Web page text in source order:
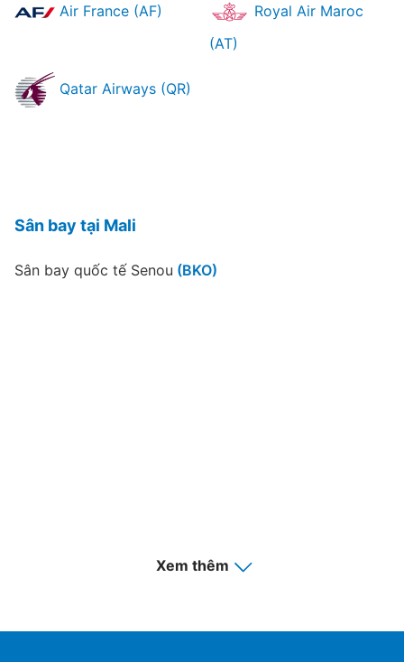
Air France (AF)
Royal Air Maroc
(AT)
Qatar Airways (QR)
Sân bay tại Mali
Sân bay quốc tế Senou (BKO)
Xem thêm